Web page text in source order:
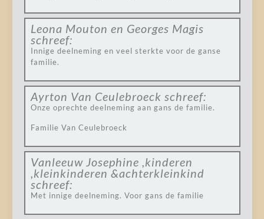
Leona Mouton en Georges Magis
schreef:
Innige deelneming en veel sterkte voor de ganse
familie.
Ayrton Van Ceulebroeck schreef:
Onze oprechte deelneming aan gans de familie.
Familie Van Ceulebroeck
Vanleeuw Josephine ,kinderen
,kleinkinderen &achterkleinkind
schreef:
Met innige deelneming. Voor gans de familie